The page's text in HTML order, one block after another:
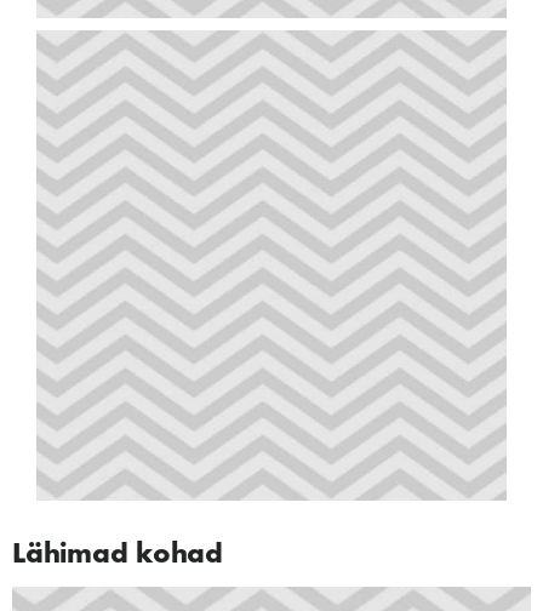
Lähimad kohad